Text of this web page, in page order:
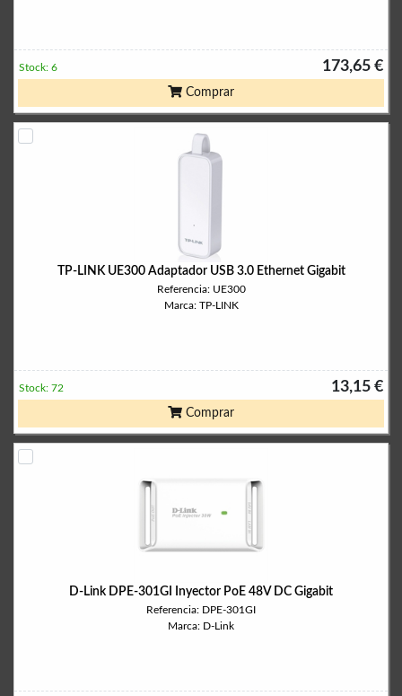
173,65 €
Stock: 6
Comprar
TP-LINK UE300 Adaptador USB 3.0 Ethernet Gigabit
Referencia: UE300
Marca: TP-LINK
13,15 €
Stock: 72
Comprar
D-Link DPE-301GI Inyector PoE 48V DC Gigabit
Referencia: DPE-301GI
Marca: D-Link